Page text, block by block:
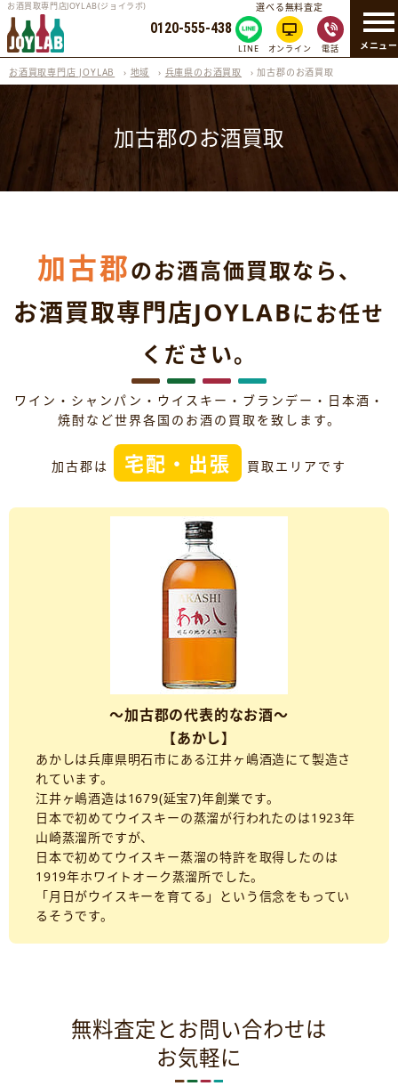
メニュー
お酒買取専門店JOYLAB(ジョイラボ)
0120-555-438
選べる無料査定
LINE オンライン 電話
お酒買取専門店 JOYLAB › 地域 › 兵庫県のお酒買取 ›加古郡のお酒買取
加古郡のお酒買取
加古郡のお酒高価買取なら、
お酒買取専門店JOYLABにお任せ
ください。
ワイン・シャンパン・ウイスキー・ブランデー・日本酒・
焼酎など世界各国のお酒の買取を致します。
加古郡は 宅配・出張 買取エリアです
～加古郡の代表的なお酒～
【あかし】
あかしは兵庫県明石市にある江井ヶ嶋酒造にて製造さ
れています。
江井ヶ嶋酒造は1679(延宝7)年創業です。
日本で初めてウイスキーの蒸溜が行われたのは1923年
山崎蒸溜所ですが、
日本で初めてウイスキー蒸溜の特許を取得したのは
1919年ホワイトオーク蒸溜所でした。
「月日がウイスキーを育てる」という信念をもってい
るそうです。
無料査定とお問い合わせは
お気軽に